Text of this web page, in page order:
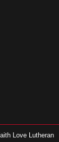
Love Lutheran